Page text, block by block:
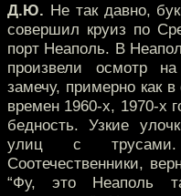
Д.Ю. Не так давно,
совершил круиз по
порт Неаполь. В
произвели осмотр
замечу, примерно как
времен 1960-х, 1970-х
бедность. Узкие
улиц с
Соотечественники,
“Фу, это Неаполь